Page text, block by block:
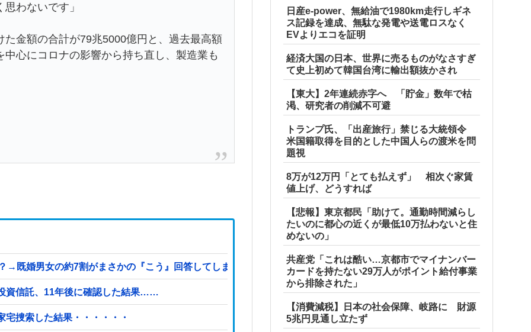
わないです」
金額の合計が79兆5000億円と、過去最高額
心にコロナの影響から持ち直し、製造業も
→既婚男女の約7割がまさかの『こう』回答してしまうw w w w w w w w
資信託、11年後に確認した結果……
捜索した結果・・・・・・
日産e-power、無給油で1980km走行しギネ
ス記録を達成、無駄な発電や送電ロスなく
EVよりエコを証明
経済大国の日本、世界に売るものがなさすぎ
て史上初めて韓国台湾に輸出額抜かされ
【東大】2年連続赤字へ 「貯金」数年で枯
渇、研究者の削減不可避
トランプ氏、「出産旅行」禁じる大統領令
米国籍取得を目的とした中国人らの渡米を問
題視
8万が12万円「とても払えず」 相次ぐ家賃
値上げ、どうすれば
【悲報】東京都民「助けて。通勤時間減らし
たいのに都心の近くが最低10万払わないと住
めないの」
共産党「これは酷い…京都市でマイナンバー
カードを持たない29万人がポイント給付事業
から排除された」
【消費減税】日本の社会保障、岐路に 財源
5兆円見通し立たず